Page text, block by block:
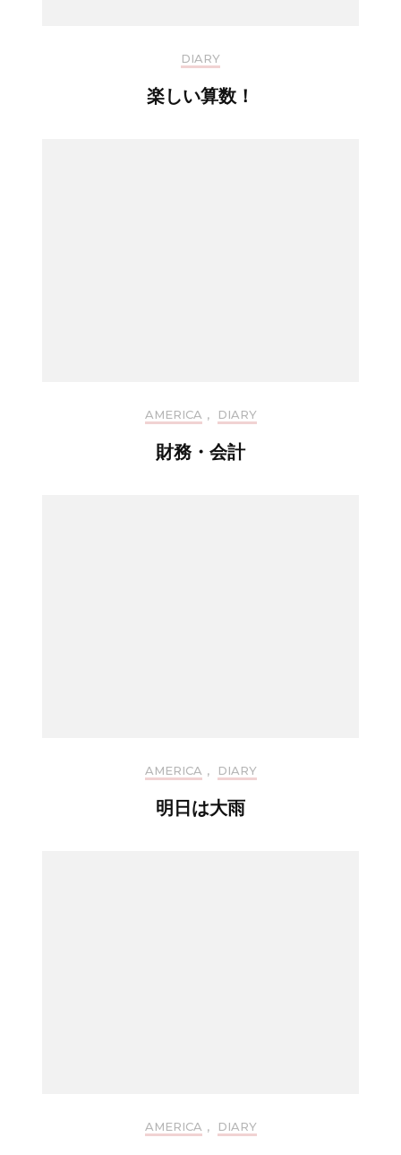
DIARY
楽しい算数！
AMERICA , DIARY
財務・会計
AMERICA , DIARY
明日は大雨
AMERICA , DIARY